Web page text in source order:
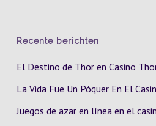
Recente berichten
El Destino de Thor en Casino
La Vida Fue Un Póquer En El
Juegos de azar en línea en el